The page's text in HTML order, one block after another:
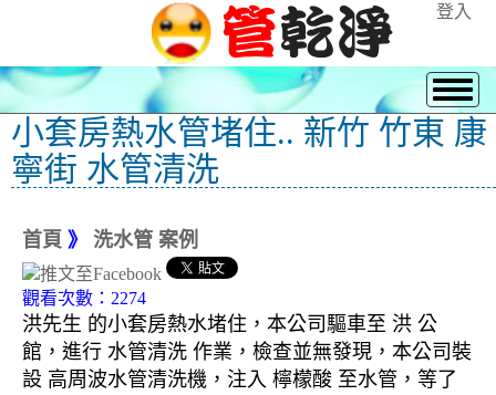
登入
小套房熱水管堵住.. 新竹 竹東 康
寧街 水管清洗
首頁 》 洗水管 案例
觀看次數：2274
洪先生 的小套房熱水堵住，本公司驅車至 洪 公
館，進行 水管清洗 作業，檢查並無發現，本公司裝
設 高周波水管清洗機，注入 檸檬酸 至水管，等了